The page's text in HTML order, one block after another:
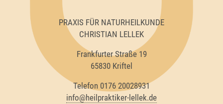
PRAXIS FÜR NATURHEILKUNDE
CHRISTIAN LELLEK
Frankfurter Straße 19
65830 Kriftel
Telefon 0176 20028931
info@heilpraktiker-lellek.de